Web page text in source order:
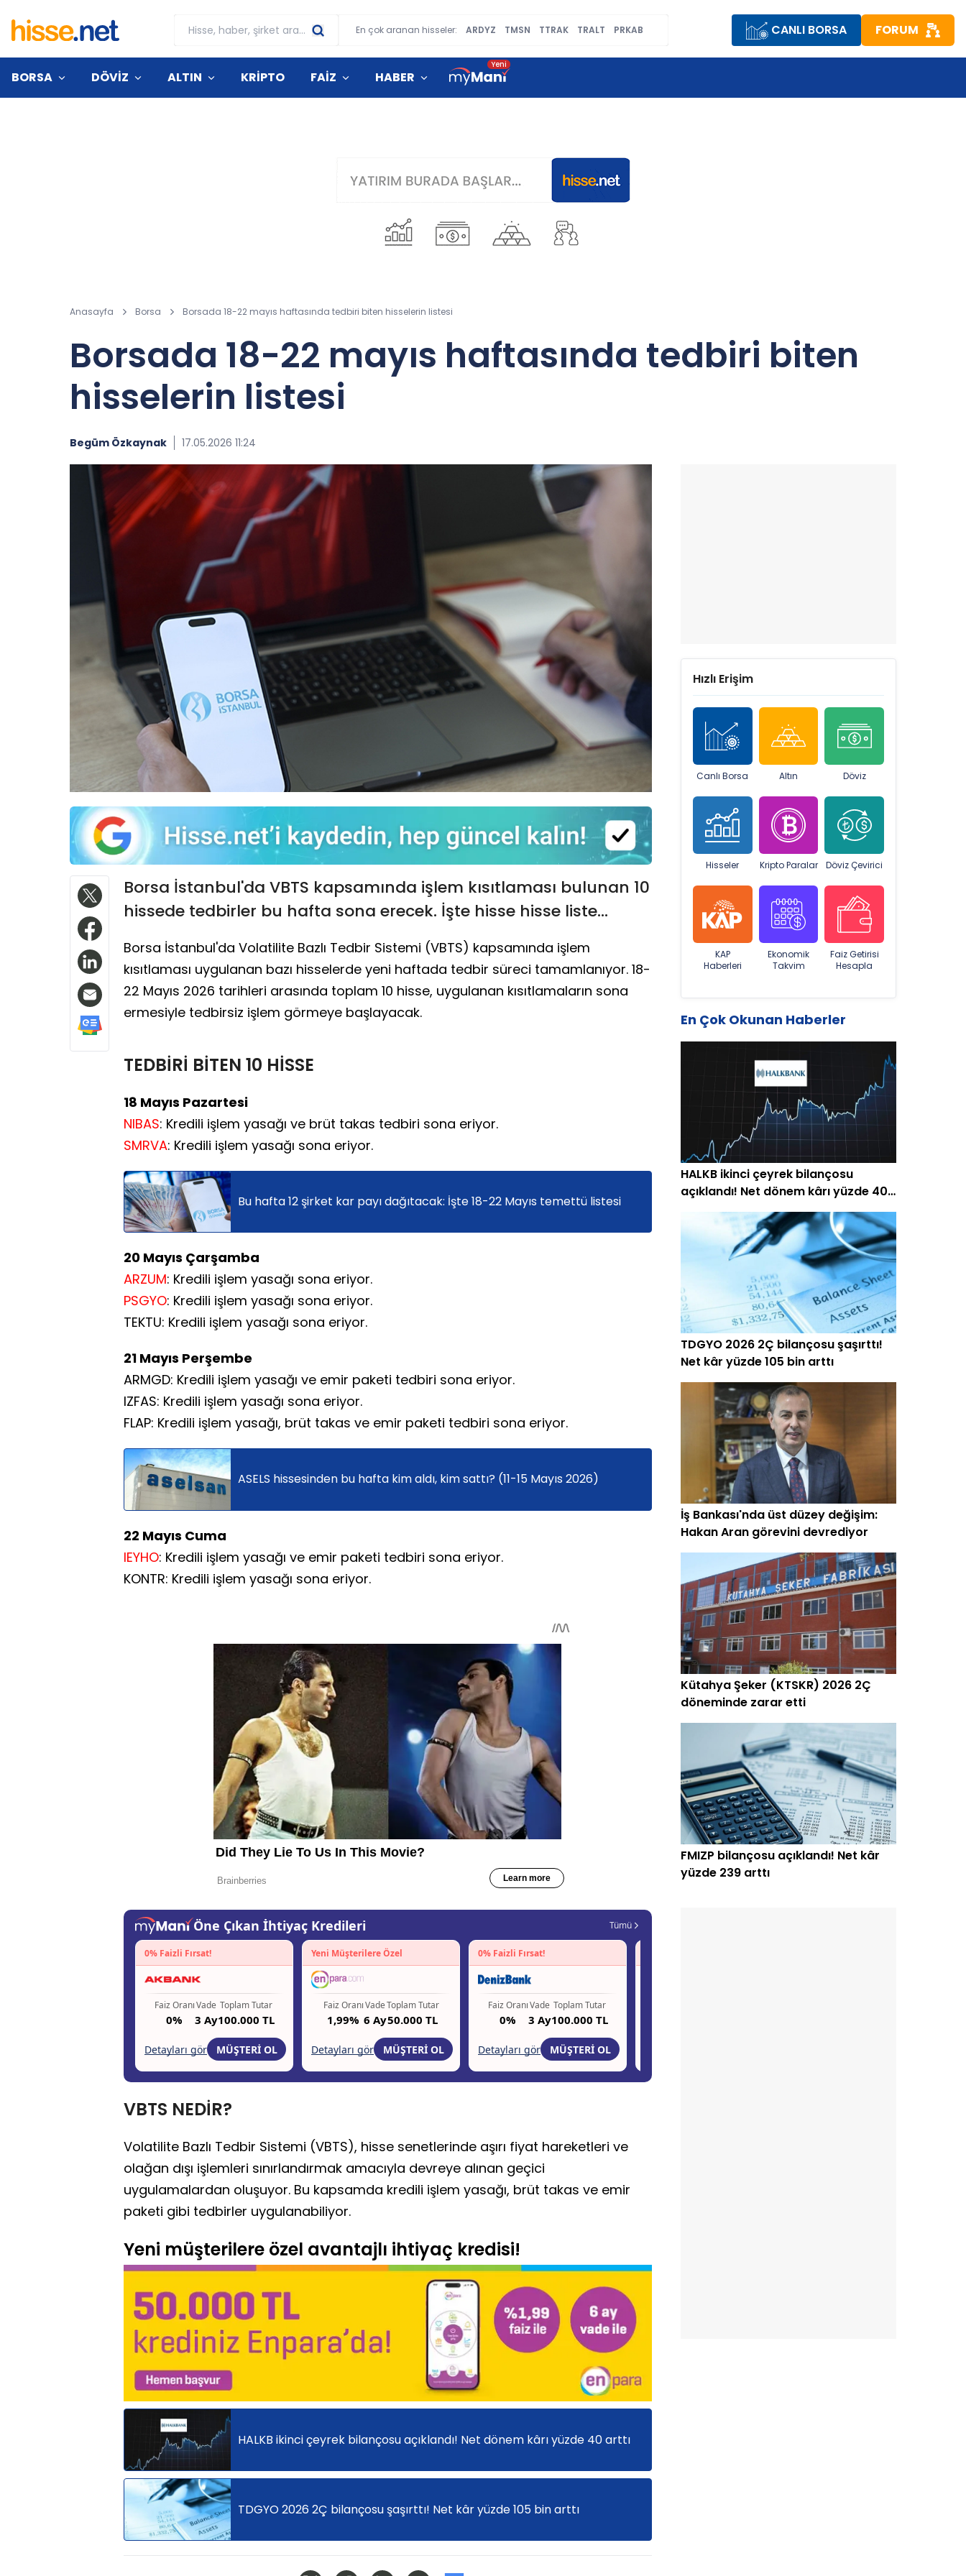
En çok aranan hisseler: ARDYZ TMSN TTRAK TRALT PRKAB CANLI BORSA FORUM
BORSA DÖVİZ ALTIN KRİPTO FAİZ HABER
Anasayfa Borsa Borsada 18-22 mayıs haftasında tedbiri biten hisselerin listesi
Borsada 18-22 mayıs haftasında tedbiri biten
hisselerin listesi
Begüm Özkaynak 17.05.2026 11:24
Borsa İstanbul'da VBTS kapsamında işlem kısıtlaması bulunan 10
hissede tedbirler bu hafta sona erecek. İşte hisse hisse liste...
Borsa İstanbul'da Volatilite Bazlı Tedbir Sistemi (VBTS) kapsamında işlem
kısıtlaması uygulanan bazı hisselerde yeni haftada tedbir süreci tamamlanıyor. 18-
22 Mayıs 2026 tarihleri arasında toplam 10 hisse, uygulanan kısıtlamaların sona
ermesiyle tedbirsiz işlem görmeye başlayacak.
TEDBİRİ BİTEN 10 HİSSE
18 Mayıs Pazartesi
NIBAS: Kredili işlem yasağı ve brüt takas tedbiri sona eriyor.
SMRVA: Kredili işlem yasağı sona eriyor.
Bu hafta 12 şirket kar payı dağıtacak: İşte 18-22 Mayıs temettü listesi
20 Mayıs Çarşamba
ARZUM: Kredili işlem yasağı sona eriyor.
PSGYO: Kredili işlem yasağı sona eriyor.
TEKTU: Kredili işlem yasağı sona eriyor.
21 Mayıs Perşembe
ARMGD: Kredili işlem yasağı ve emir paketi tedbiri sona eriyor.
IZFAS: Kredili işlem yasağı sona eriyor.
FLAP: Kredili işlem yasağı, brüt takas ve emir paketi tedbiri sona eriyor.
ASELS hissesinden bu hafta kim aldı, kim sattı? (11-15 Mayıs 2026)
22 Mayıs Cuma
IEYHO: Kredili işlem yasağı ve emir paketi tedbiri sona eriyor.
KONTR: Kredili işlem yasağı sona eriyor.
VBTS NEDİR?
Volatilite Bazlı Tedbir Sistemi (VBTS), hisse senetlerinde aşırı fiyat hareketleri ve
olağan dışı işlemleri sınırlandırmak amacıyla devreye alınan geçici
uygulamalardan oluşuyor. Bu kapsamda kredili işlem yasağı, brüt takas ve emir
paketi gibi tedbirler uygulanabiliyor.
Yeni müşterilere özel avantajlı ihtiyaç kredisi!
HALKB ikinci çeyrek bilançosu açıklandı! Net dönem kârı yüzde 40 arttı
TDGYO 2026 2Ç bilançosu şaşırttı! Net kâr yüzde 105 bin arttı
Hızlı Erişim
Canlı Borsa Altın Döviz
Hisseler Kripto Paralar Döviz Çevirici
KAP
Haberleri
Ekonomik
Takvim
Faiz Getirisi
Hesapla
En Çok Okunan Haberler
HALKB ikinci çeyrek bilançosu
açıklandı! Net dönem kârı yüzde 40
TDGYO 2026 2Ç bilançosu şaşırttı!
Net kâr yüzde 105 bin arttı
İş Bankası'nda üst düzey değişim:
Hakan Aran görevini devrediyor
Kütahya Şeker (KTSKR) 2026 2Ç
döneminde zarar etti
FMIZP bilançosu açıklandı! Net kâr
yüzde 239 arttı